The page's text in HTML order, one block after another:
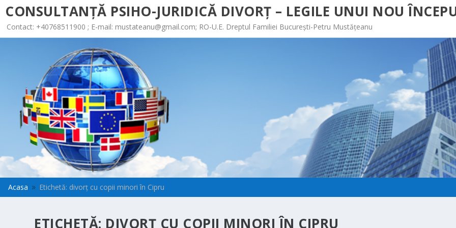
CONSULTANȚĂ PSIHO-JURIDICĂ DIVORȚ – LEGILE UNUI NOU
Contact: +40768511900 ; E-mail: mustateanu@gmail.com; RO-U.E. Dreptul Familiei București-Petru Mustățeanu
Acasa 9 Etichetă: divorț cu copii minori în Cipru
ETICHETĂ: DIVORȚ CU COPII MINORI ÎN CIPRU